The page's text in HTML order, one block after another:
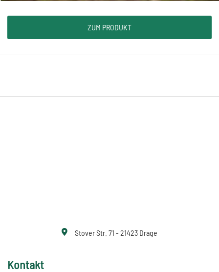
ZUM PRODUKT
Stover Str. 71 - 21423 Drage
Kontakt